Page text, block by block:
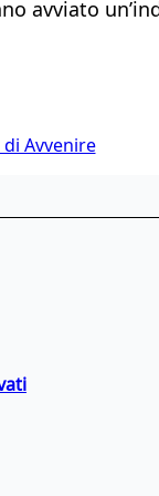
avviato
Avvenire